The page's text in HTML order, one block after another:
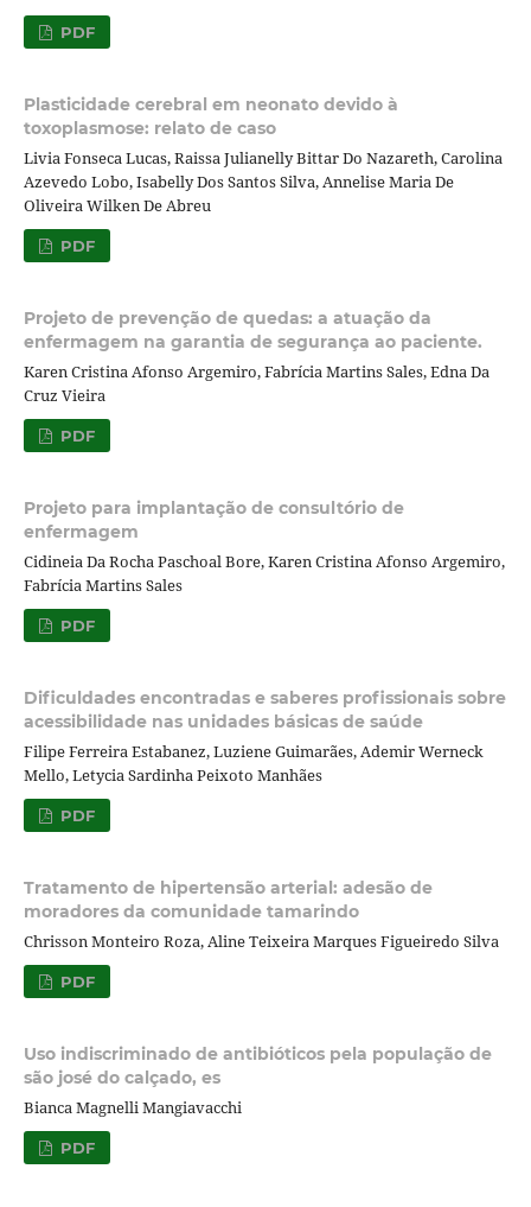
PDF
Plasticidade cerebral em neonato devido à
toxoplasmose: relato de caso
Livia Fonseca Lucas, Raissa Julianelly Bittar Do Nazareth, Carolina
Azevedo Lobo, Isabelly Dos Santos Silva, Annelise Maria De
Oliveira Wilken De Abreu
PDF
Projeto de prevenção de quedas: a atuação da
enfermagem na garantia de segurança ao paciente.
Karen Cristina Afonso Argemiro, Fabrícia Martins Sales, Edna Da
Cruz Vieira
PDF
Projeto para implantação de consultório de
enfermagem
Cidineia Da Rocha Paschoal Bore, Karen Cristina Afonso Argemiro,
Fabrícia Martins Sales
PDF
Dificuldades encontradas e saberes profissionais sobre
acessibilidade nas unidades básicas de saúde
Filipe Ferreira Estabanez, Luziene Guimarães, Ademir Werneck
Mello, Letycia Sardinha Peixoto Manhães
PDF
Tratamento de hipertensão arterial: adesão de
moradores da comunidade tamarindo
Chrisson Monteiro Roza, Aline Teixeira Marques Figueiredo Silva
PDF
Uso indiscriminado de antibióticos pela população de
são josé do calçado, es
Bianca Magnelli Mangiavacchi
PDF